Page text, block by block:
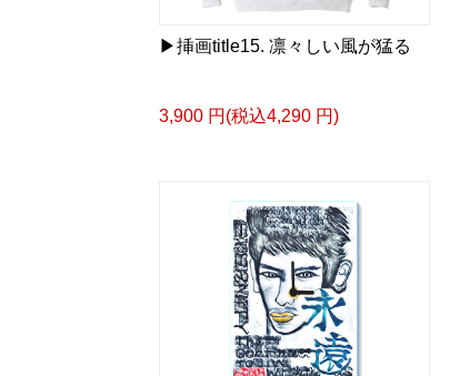
▶︎挿画title15. 凛々しい風が猛る
3,900 円(税込4,290 円)